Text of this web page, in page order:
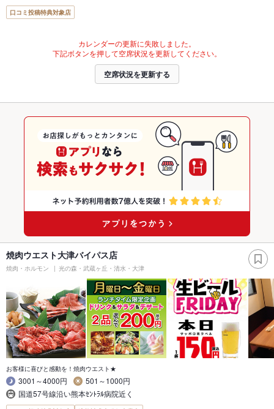
口コミ投稿特典対象店
カレンダーの更新に失敗しました。
下記ボタンを押して空席状況を更新してください。
空席状況を更新する
焼肉ウエスト大津バイパス店
焼肉・ホルモン 光の森・武蔵ヶ丘・清水・大津
お客様に喜びと感動を！焼肉ウエスト★
3001～4000円
501～1000円
国道57号線沿い熊本ｾﾝﾄﾗﾙ病院近く